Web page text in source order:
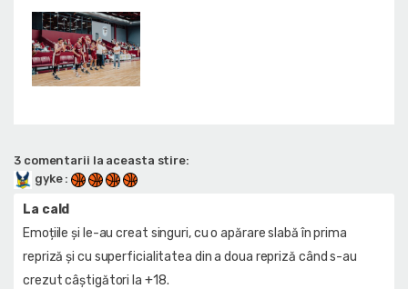
3 comentarii la aceasta stire:
gyke :
La cald
Emoțiile și le-au creat singuri, cu o apărare slabă în prima
repriză și cu superficialitatea din a doua repriză când s-au
crezut câștigători la +18.